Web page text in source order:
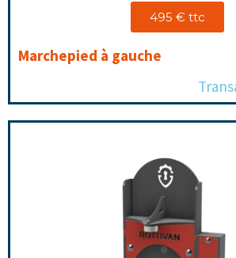
495 € ttc
Marchepied à gauche